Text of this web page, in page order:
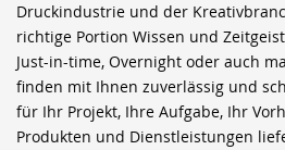
Druckindustrie und der
richtige Portion Wissen und
Just-in-time, Overnight oder auch
finden mit Ihnen zuverlässig und
für Ihr Projekt, Ihre Aufgabe, Ihr
Produkten und Dienstleistungen